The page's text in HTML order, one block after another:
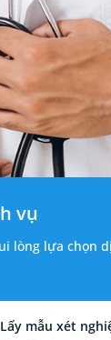
vụ
lòng lựa chọn
Lấy mẫu xét